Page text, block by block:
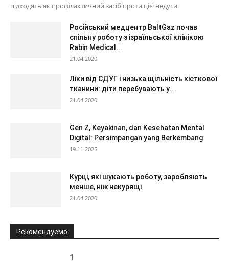
підходять як профілактичний засіб проти цієї недуги.
Російський медцентр BaltGaz почав
спільну роботу з ізраїльської клінікою
Rabin Medical...
21.04.2020
Ліки від СДУГ і низька щільність кісткової
тканини: діти перебувають у...
21.04.2020
Gen Z, Keyakinan, dan Kesehatan Mental
Digital: Persimpangan yang Berkembang
19.11.2025
Курці, які шукають роботу, заробляють
менше, ніж некурящі
21.04.2020
Рекомендуемо
1